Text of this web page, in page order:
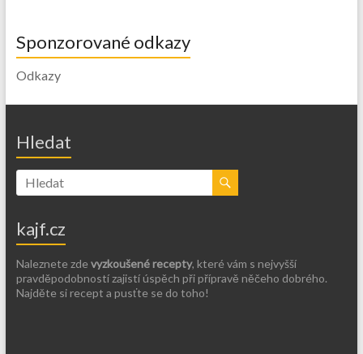
Sponzorované odkazy
Odkazy
Hledat
kajf.cz
Naleznete zde vyzkoušené recepty, které vám s nejvyšší
pravděpodobností zajistí úspěch při přípravě něčeho dobrého.
Najděte si recept a pusťte se do toho!